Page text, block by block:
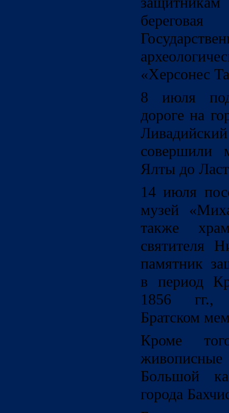
«Херсонес
8 июля
дороге на
совершили
Ялты до
14 июля
музей
также
святителя
памятник
в период
1856 гг.,
Братском
Кроме
Большой
города